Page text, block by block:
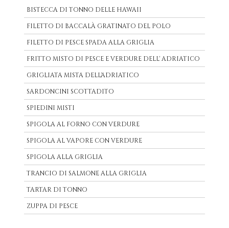
BISTECCA DI TONNO DELLE HAWAII
FILETTO DI BACCALÀ GRATINATO DEL POLO
FILETTO DI PESCE SPADA ALLA GRIGLIA
FRITTO MISTO DI PESCE E VERDURE DELL' ADRIATICO
GRIGLIATA MISTA DELL'ADRIATICO
SARDONCINI SCOTTADITO
SPIEDINI MISTI
SPIGOLA AL FORNO CON VERDURE
SPIGOLA AL VAPORE CON VERDURE
SPIGOLA ALLA GRIGLIA
TRANCIO DI SALMONE ALLA GRIGLIA
TARTAR DI TONNO
ZUPPA DI PESCE